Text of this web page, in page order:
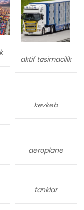
aktif tasimacilik
kevkeb
aeroplane
tanklar